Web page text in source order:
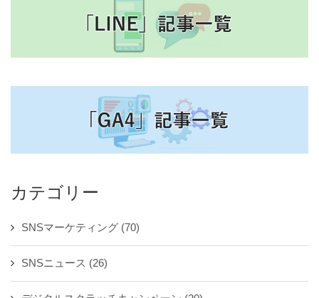
カテゴリー
SNSマーケティング (70)
SNSニュース (26)